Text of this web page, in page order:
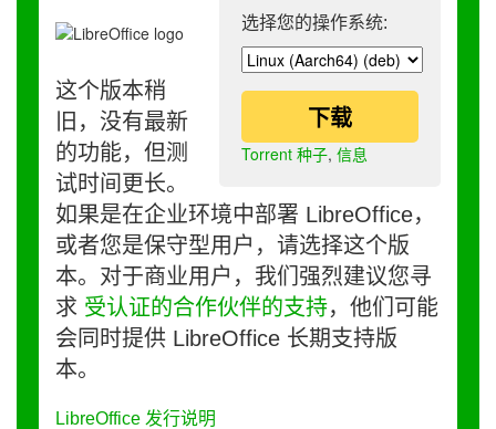
选择您的操作系统:
下载
Torrent 种子, 信息
这个版本稍
旧，没有最新
的功能，但测
试时间更长。
如果是在企业环境中部署 LibreOffice，
或者您是保守型用户，请选择这个版
本。对于商业用户，我们强烈建议您寻
求 受认证的合作伙伴的支持，他们可能
会同时提供 LibreOffice 长期支持版
本。
LibreOffice 发行说明